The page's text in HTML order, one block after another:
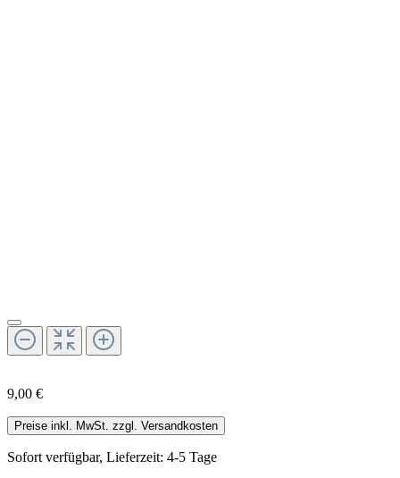
9,00 €
Preise inkl. MwSt. zzgl. Versandkosten
Sofort verfügbar, Lieferzeit: 4-5 Tage